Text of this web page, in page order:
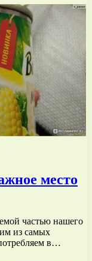
место
частью нашего
из самых
в…